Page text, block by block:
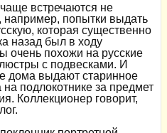
встречаются не
например, попытки выдать
которая существенно
назад был в ходу
очень похожи на русские
с подвесками. И
дома выдают старинное
подлокотнике за предмет
Коллекционер говорит,